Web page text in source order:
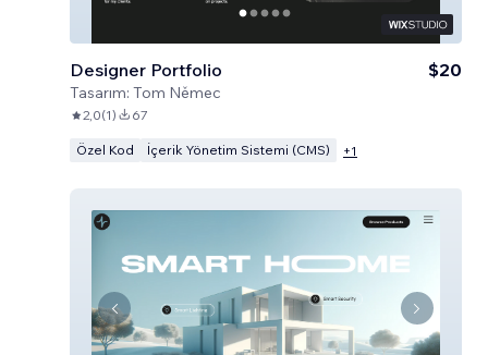
Designer Portfolio
Tasarım: Tom Němec
$20
2,0(1) 67
Özel Kod İçerik Yönetim Sistemi (CMS) +1